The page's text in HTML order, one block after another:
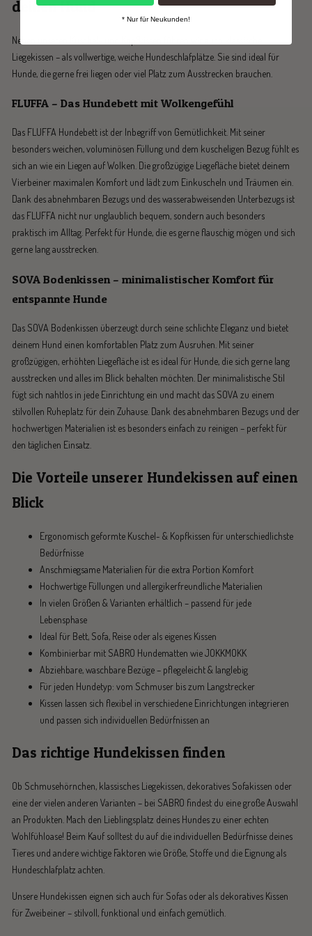
deinen Hund
Neben unseren Kuschel- und Kopfkissen führen wir auch klassische
Liegekissen – als vollwertige, weiche Hundeschlafplätze. Sie sind ideal für
Hunde, die gerne frei liegen oder viel Platz zum Ausstrecken brauchen.
FLUFFA – Das Hundebett mit Wolkengefühl
Das FLUFFA Hundebett ist der Inbegriff von Gemütlichkeit. Mit seiner
besonders weichen, voluminösen Füllung und dem kuscheligen Bezug fühlt es
sich an wie ein Liegen auf Wolken. Die großzügige Liegefläche bietet deinem
Vierbeiner maximalen Komfort und lädt zum Einkuscheln und Träumen ein.
Dank des abnehmbaren Bezugs und des wasserabweisenden Unterbezugs ist
das FLUFFA nicht nur unglaublich bequem, sondern auch besonders
praktisch im Alltag. Perfekt für Hunde, die es gerne flauschig mögen und sich
gerne lang ausstrecken.
SOVA Bodenkissen – minimalistischer Komfort für
entspannte Hunde
Das SOVA Bodenkissen überzeugt durch seine schlichte Eleganz und bietet
deinem Hund einen komfortablen Platz zum Ausruhen. Mit seiner
großzügigen, erhöhten Liegefläche ist es ideal für Hunde, die sich gerne lang
ausstrecken und alles im Blick behalten möchten. Der minimalistische Stil
fügt sich nahtlos in jede Einrichtung ein und macht das SOVA zu einem
stilvollen Ruheplatz für dein Zuhause. Dank des abnehmbaren Bezugs und der
hochwertigen Materialien ist es besonders einfach zu reinigen – perfekt für
den täglichen Einsatz.
Die Vorteile unserer Hundekissen auf einen
Blick
Ergonomisch geformte Kuschel- & Kopfkissen für unterschiedlichste
Bedürfnisse
Anschmiegsame Materialien für die extra Portion Komfort
Hochwertige Füllungen und allergikerfreundliche Materialien
In vielen Größen & Varianten erhältlich – passend für jede
Lebensphase
Ideal für Bett, Sofa, Reise oder als eigenes Kissen
Kombinierbar mit SABRO Hundematten wie JOKKMOKK
Abziehbare, waschbare Bezüge – pflegeleicht & langlebig
Für jeden Hundetyp: vom Schmuser bis zum Langstrecker
Kissen lassen sich flexibel in verschiedene Einrichtungen integrieren
und passen sich individuellen Bedürfnissen an
Das richtige Hundekissen finden
Ob Schmusehörnchen, klassisches Liegekissen, dekoratives Sofakissen oder
eine der vielen anderen Varianten – bei SABRO findest du eine große Auswahl
an Produkten. Mach den Lieblingsplatz deines Hundes zu einer echten
Wohlfühloase! Beim Kauf solltest du auf die individuellen Bedürfnisse deines
Tieres und andere wichtige Faktoren wie Größe, Stoffe und die Eignung als
Hundeschlafplatz achten.
Unsere Hundekissen eignen sich auch für Sofas oder als dekoratives Kissen
für Zweibeiner – stilvoll, funktional und einfach gemütlich.
* Nur für Neukunden!